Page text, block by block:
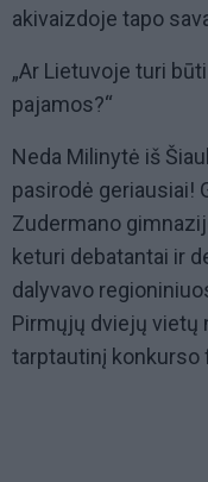
akivaizdoje tapo
„Ar Lietuvoje turi
pajamos?“
Neda Milinytė iš
pasirodė geriausiai!
Zudermano
keturi debatantai ir
dalyvavo
Pirmųjų dviejų vietų
tarptautinį konkurso